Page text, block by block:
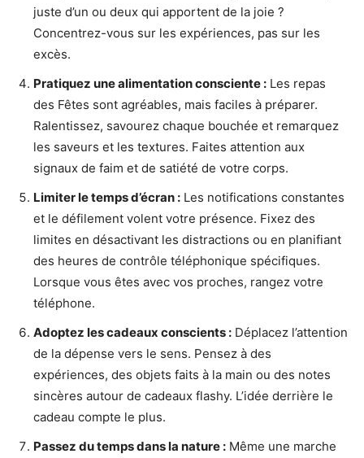
juste d’un ou deux qui apportent de la joie ?
Concentrez-vous sur les expériences, pas sur les
excès.
Pratiquez une alimentation consciente : Les repas
des Fêtes sont agréables, mais faciles à préparer.
Ralentissez, savourez chaque bouchée et remarquez
les saveurs et les textures. Faites attention aux
signaux de faim et de satiété de votre corps.
Limiter le temps d’écran : Les notifications constantes
et le défilement volent votre présence. Fixez des
limites en désactivant les distractions ou en planifiant
des heures de contrôle téléphonique spécifiques.
Lorsque vous êtes avec vos proches, rangez votre
téléphone.
Adoptez les cadeaux conscients : Déplacez l’attention
de la dépense vers le sens. Pensez à des
expériences, des objets faits à la main ou des notes
sincères autour de cadeaux flashy. L’idée derrière le
cadeau compte le plus.
Passez du temps dans la nature : Même une marche